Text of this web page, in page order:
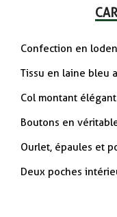
Confection en
Tissu en laine bleu
Col montant
Boutons en
Ourlet, épaules et
Deux poches